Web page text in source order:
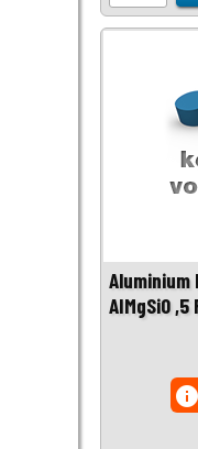
Aluminium
AIMgSi0 ,5